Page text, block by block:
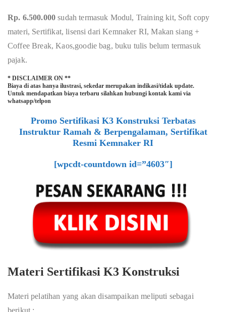
Rp. 6.500.000sudah termasuk Modul, Training kit, Soft copy
materi, Sertifikat, lisensi dari Kemnaker RI, Makan siang +
Coffee Break, Kaos,goodie bag, buku tulis belum termasuk
pajak.
* DISCLAIMER ON **
Biaya di atas hanya ilustrasi, sekedar merupakan indikasi/tidak update.
Untuk mendapatkan biaya terbaru silahkan hubungi kontak kami via
whatsapp/telpon
Promo Sertifikasi K3 Konstruksi Terbatas
Instruktur Ramah & Berpengalaman, Sertifikat
Resmi Kemnaker RI
[wpcdt-countdown id=”4603″]
Materi Sertifikasi K3 Konstruksi
Materi pelatihan yang akan disampaikan meliputi sebagai
berikut :